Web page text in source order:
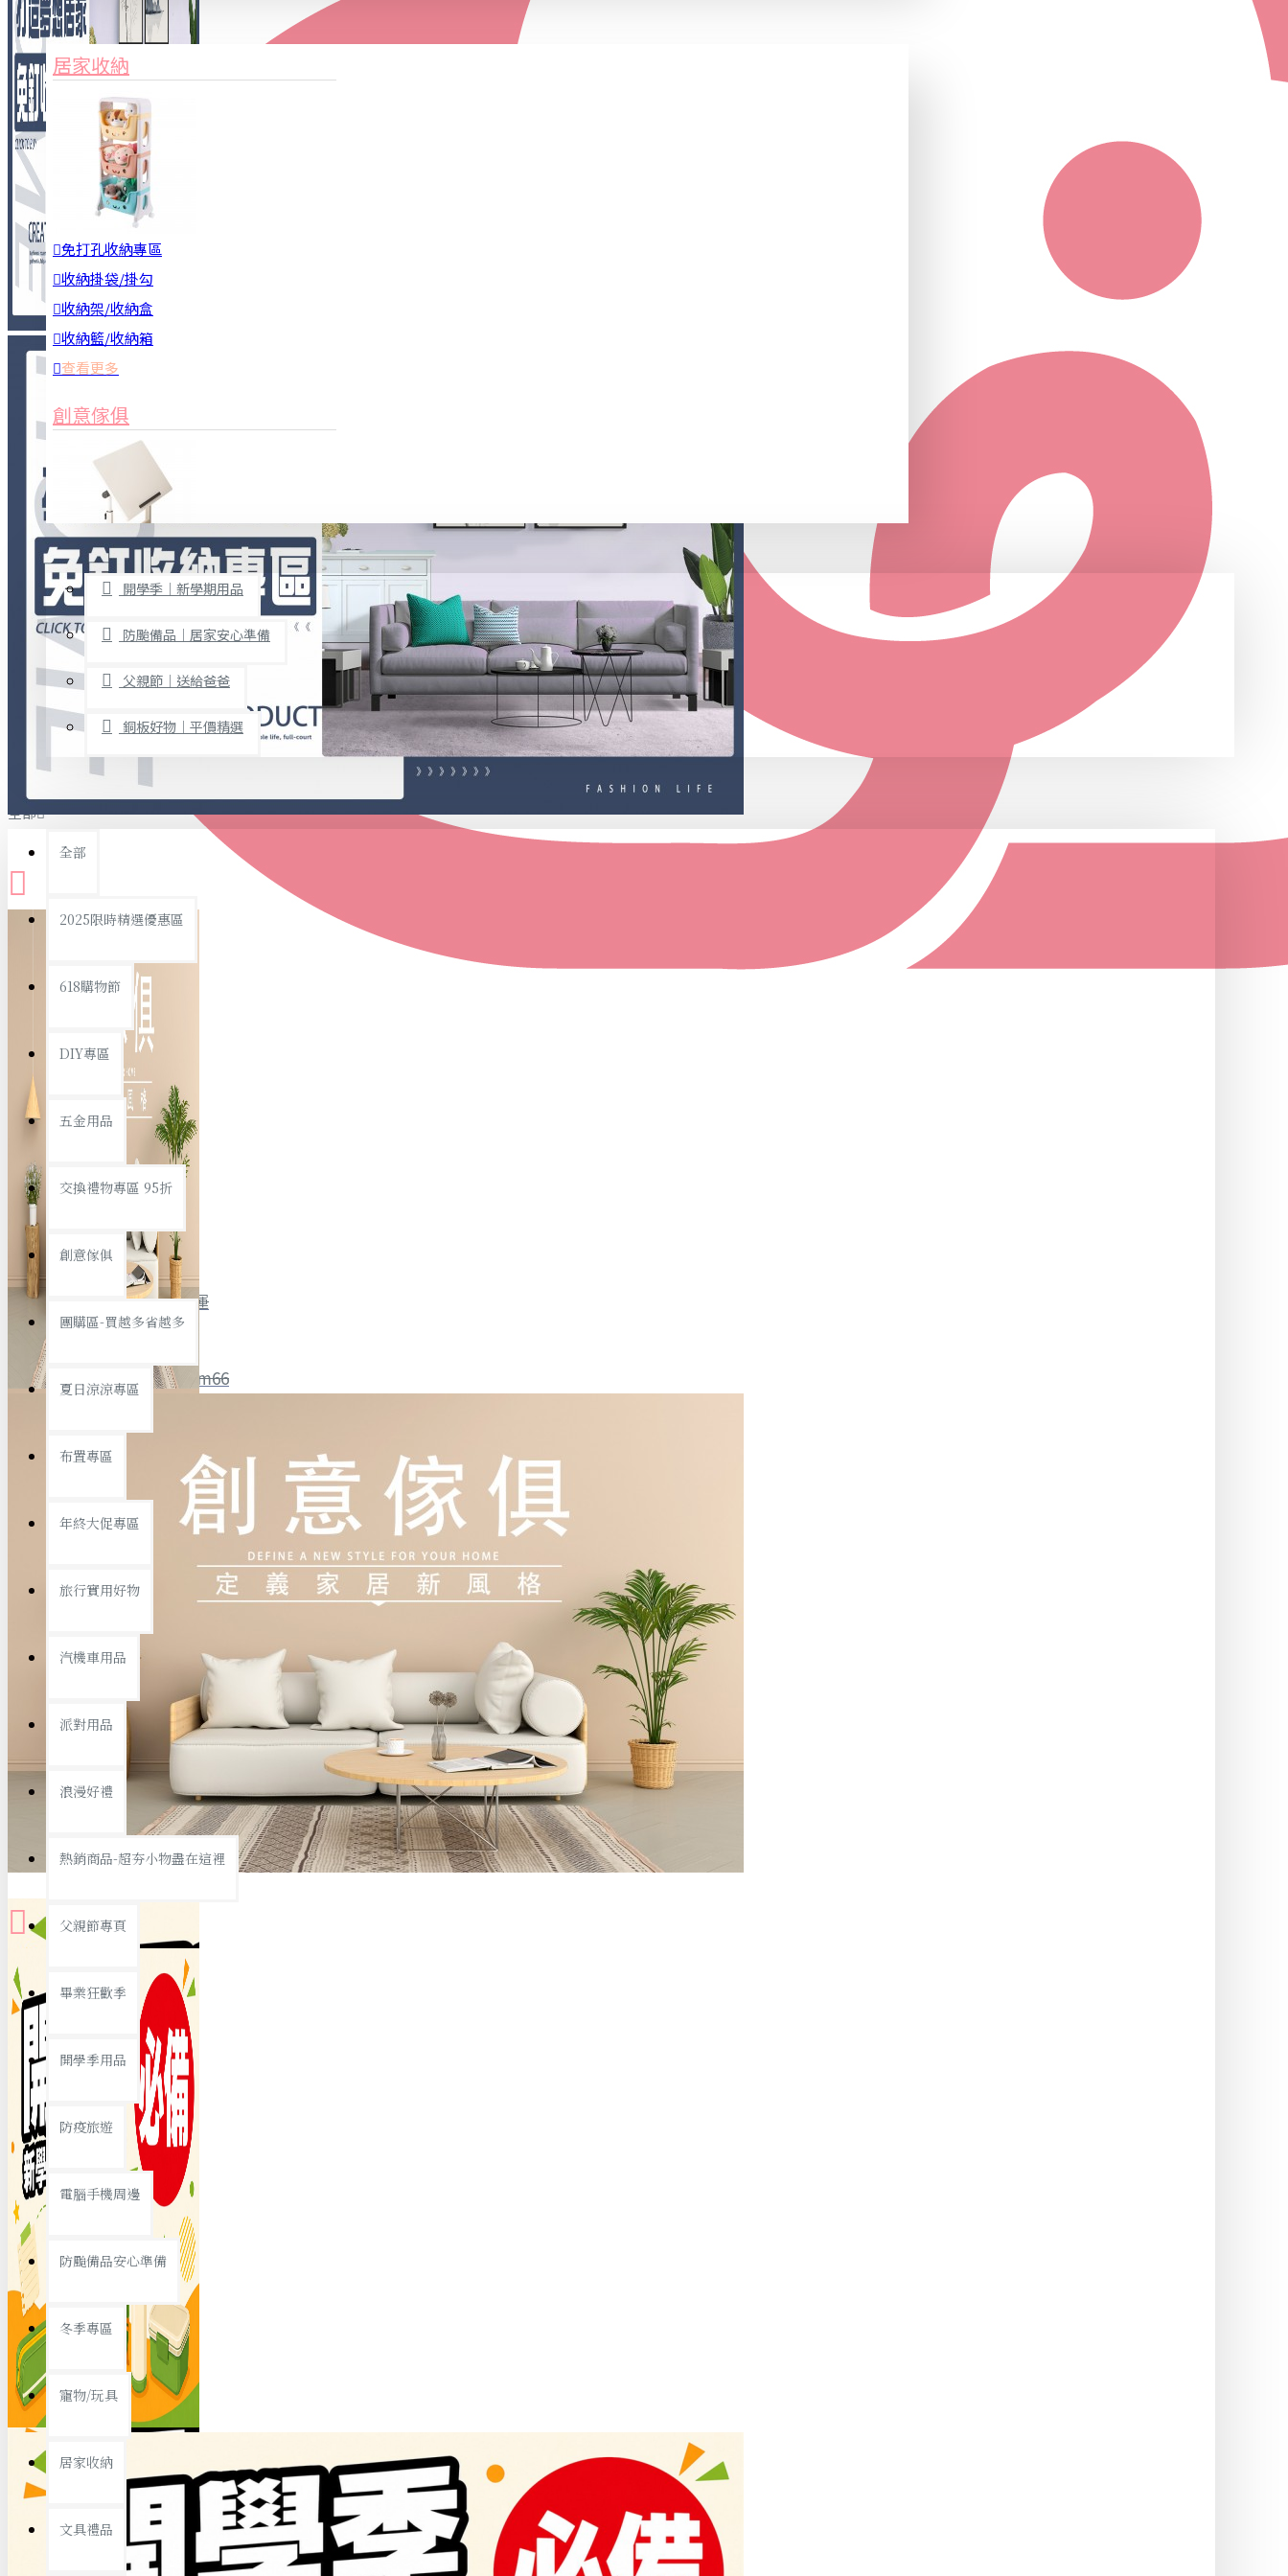
全館限時滿799免運
聯絡我們 ID : @ym66
優惠活動 最新活動
3C周邊
居家安全
居家清潔
查看更多
餐飲廚具
廚房收納
烘焙用具
隨身餐具
查看更多
文具禮品
事務用品
文具收納
書寫用品
衛浴用品
個人衛浴用品
浴室置物/收納
旅行收納
汽機車用品
查看更多
置物架/收納櫃
銅板精選
19元專區
39元專區
節慶熱賣
春節/新年
家俱&收納
居家收納
免打孔收納專區
收納掛袋/掛勾
收納架/收納盒
收納籃/收納箱
查看更多
創意傢俱
桌子/椅子
置物架/收納櫃
其他
免打孔收納專區
限時促銷
開學季｜新學期用品
防颱備品｜居家安心準備
父親節｜送給爸爸
銅板好物｜平價精選
全部
全部
2025限時精選優惠區
618購物節
DIY專區
五金用品
交換禮物專區 95折
創意傢俱
團購區-買越多省越多
夏日涼涼專區
布置專區
年終大促專區
旅行實用好物
汽機車用品
派對用品
浪漫好禮
熱銷商品-超夯小物盡在這裡
父親節專頁
畢業狂歡季
開學季用品
防疫旅遊
電腦手機周邊
防颱備品安心準備
冬季專區
寵物/玩具
居家收納
文具禮品